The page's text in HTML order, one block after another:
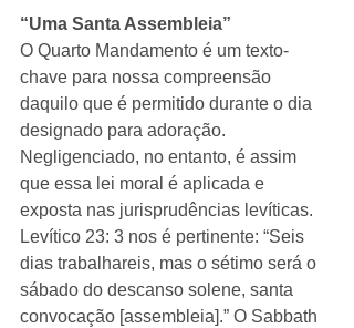
“Uma Santa Assembleia”
O Quarto Mandamento é um texto-
chave para nossa compreensão
daquilo que é permitido durante o dia
designado para adoração.
Negligenciado, no entanto, é assim
que essa lei moral é aplicada e
exposta nas jurisprudências levíticas.
Levítico 23: 3 nos é pertinente: “Seis
dias trabalhareis, mas o sétimo será o
sábado do descanso solene, santa
convocação [assembleia].” O Sabbath